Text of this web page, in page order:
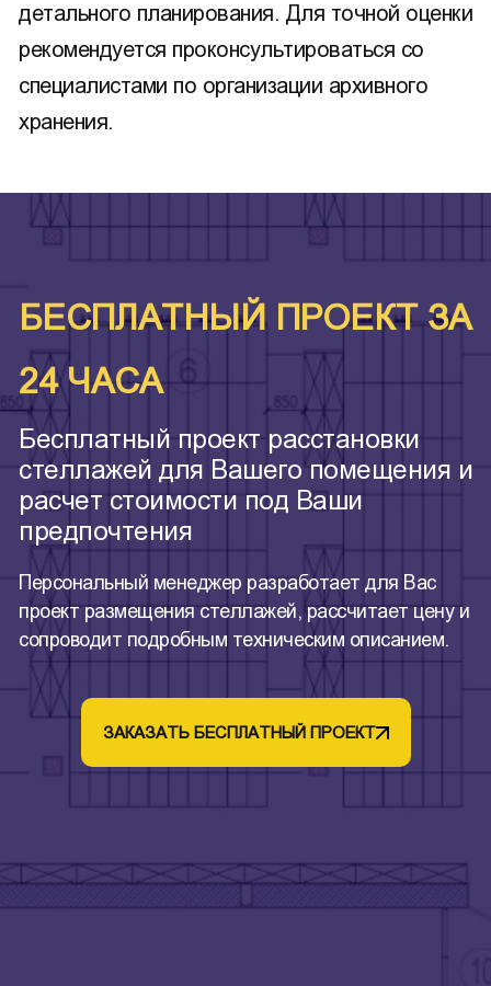
детального планирования. Для точной оценки
рекомендуется проконсультироваться со
специалистами по организации архивного
хранения.
БЕСПЛАТНЫЙ ПРОЕКТ ЗА
24 ЧАСА
Бесплатный проект расстановки
стеллажей для Вашего помещения и
расчет стоимости под Ваши
предпочтения
Персональный менеджер разработает для Вас
проект размещения стеллажей, рассчитает цену и
сопроводит подробным техническим описанием.
ЗАКАЗАТЬ БЕСПЛАТНЫЙ ПРОЕКТ